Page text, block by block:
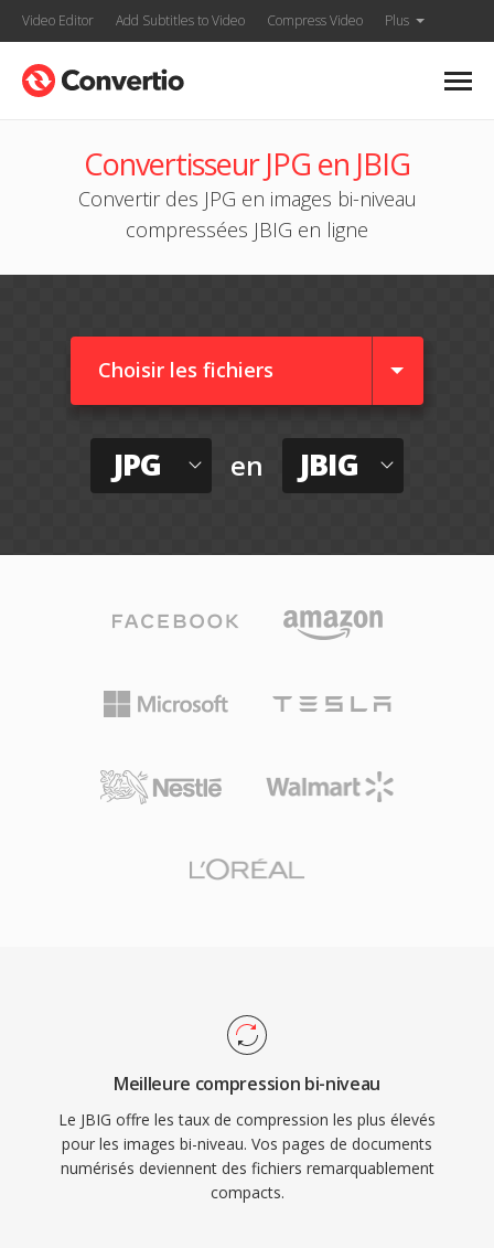
Video Editor Add Subtitles to Video Compress Video Plus
Convertisseur JPG en JBIG
Convertir des JPG en images bi-niveau
compressées JBIG en ligne
Choisir les fichiers
JPG en JBIG
Meilleure compression bi-niveau
Le JBIG offre les taux de compression les plus élevés
pour les images bi-niveau. Vos pages de documents
numérisés deviennent des fichiers remarquablement
compacts.